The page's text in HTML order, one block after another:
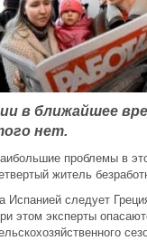
в ближайшее
нет.
проблемы в
житель
Испанией следует
этом эксперты